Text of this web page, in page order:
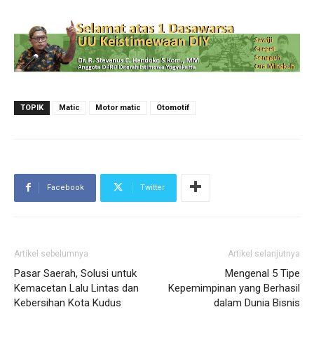
TOPIK Matic Motor matic Otomotif
Facebook Twitter
Artikel sebelumnya
Pasar Saerah, Solusi untuk
Kemacetan Lalu Lintas dan
Kebersihan Kota Kudus
Artikel selanjutnya
Mengenal 5 Tipe
Kepemimpinan yang Berhasil
dalam Dunia Bisnis